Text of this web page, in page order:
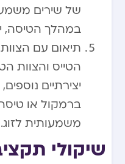
של שירים
במהלך הטיסה,
תיאום עם
הטייס והצוות
יצירתיים
ברמקול או
משמעותית לזוג.
שיקולי